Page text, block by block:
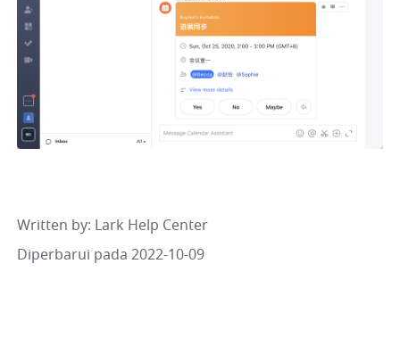
Written by: Lark Help Center
Diperbarui pada 2022-10-09